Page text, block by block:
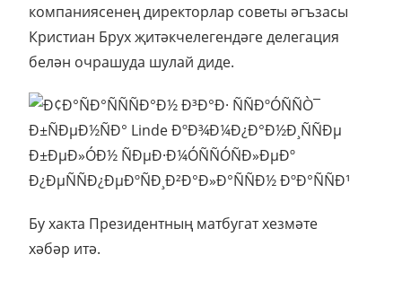
компаниясенең директорлар советы әгъзасы
Кристиан Брух җитәкчелегендәге делегация
белән очрашуда шулай диде.
Бу хакта Президентның матбугат хезмәте
хәбәр итә.